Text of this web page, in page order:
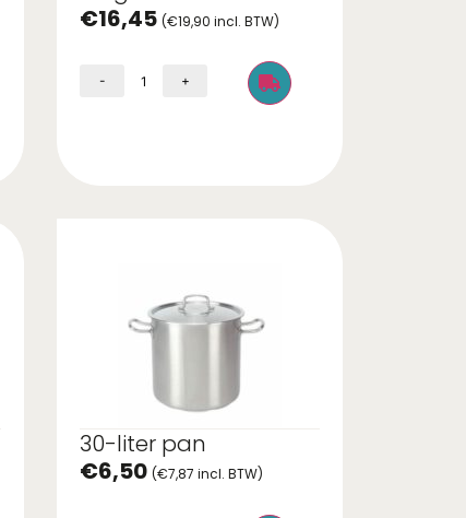
€16,45 (€19,90 incl. BTW)
- +
30-liter pan
€6,50 (€7,87 incl. BTW)